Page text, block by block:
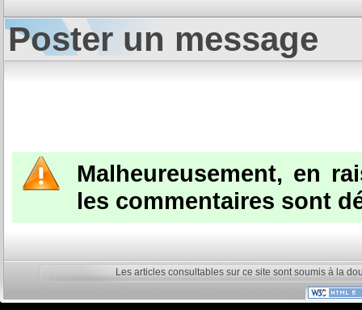
Poster un message
Malheureusement, en
les commentaires sont
Les articles consultables sur ce site sont soumis à la